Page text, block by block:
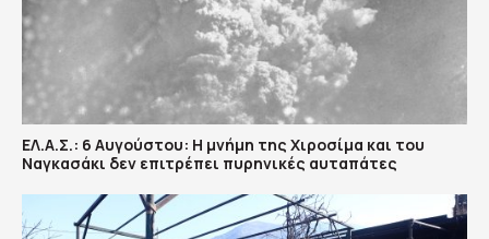
ΕΛ.Α.Σ.: 6 Αυγούστου: Η μνήμη της Χιροσίμα και του
Ναγκασάκι δεν επιτρέπει πυρηνικές αυταπάτες